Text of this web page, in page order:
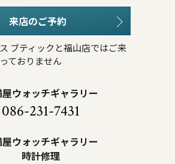
来店のご予約
ブティックと福山店ではご来
ておりません
ウォッチギャラリー
086-231-7431
ウォッチギャラリー
時計修理